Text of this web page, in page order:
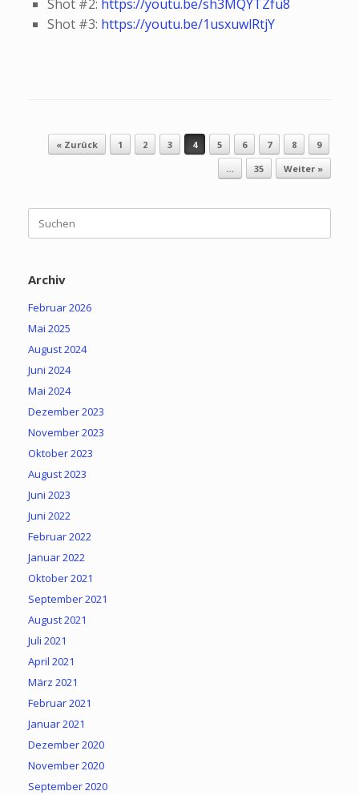
Shot #2: https://youtu.be/sh3MQYTZfu8
Shot #3: https://youtu.be/1usxuwlRtjY
Beitragsnavigation
« Zurück 1 2 3 4 5 6 7 8
9
…
35 Weiter »
Suchen
nach:
Archiv
Februar 2026
Mai 2025
August 2024
Juni 2024
Mai 2024
Dezember 2023
November 2023
Oktober 2023
August 2023
Juni 2023
Juni 2022
Februar 2022
Januar 2022
Oktober 2021
September 2021
August 2021
Juli 2021
April 2021
März 2021
Februar 2021
Januar 2021
Dezember 2020
November 2020
September 2020